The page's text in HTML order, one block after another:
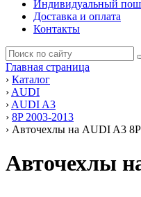
Индивидуальный
Доставка и оплата
Контакты
Главная страница
› Каталог
› AUDI
› AUDI A3
› 8P 2003-2013
› Авточехлы на AUDI A3
Авточехлы